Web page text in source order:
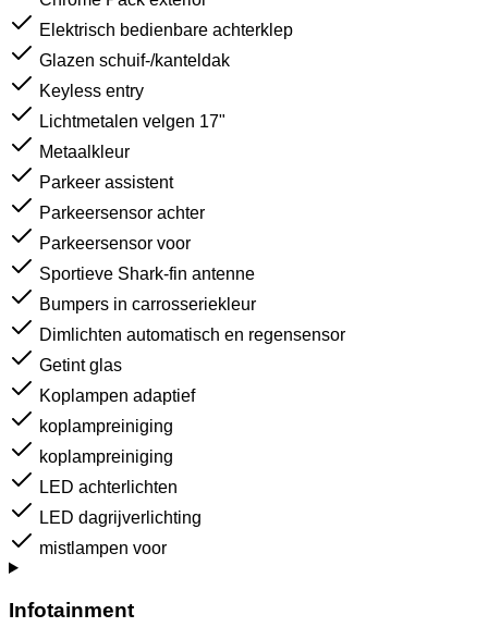
Elektrisch bedienbare achterklep
Glazen schuif-/kanteldak
Keyless entry
Lichtmetalen velgen 17"
Metaalkleur
Parkeer assistent
Parkeersensor achter
Parkeersensor voor
Sportieve Shark-fin antenne
Bumpers in carrosseriekleur
Dimlichten automatisch en regensensor
Getint glas
Koplampen adaptief
koplampreiniging
koplampreiniging
LED achterlichten
LED dagrijverlichting
mistlampen voor
Infotainment